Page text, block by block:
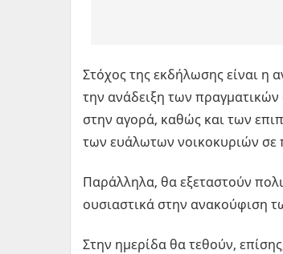
Στόχος της εκδήλωσης είναι η
την ανάδειξη των πραγματικών
στην αγορά, καθώς και των
των ευάλωτων νοικοκυριών σε
Παράλληλα, θα εξεταστούν
ουσιαστικά στην ανακούφιση
Στην ημερίδα θα τεθούν,